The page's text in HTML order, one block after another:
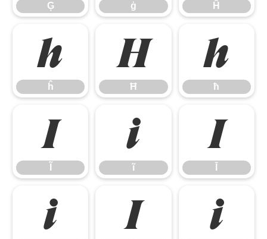
Ģ ģ Ĥ
ĥ
ĥ
Ħ
Ħ
ħ
ħ
Ĩ ĩ
ĩ
Ī
ī Ĭ ĭ